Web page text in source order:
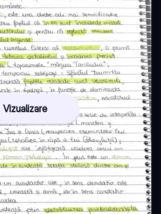
Vizualizare